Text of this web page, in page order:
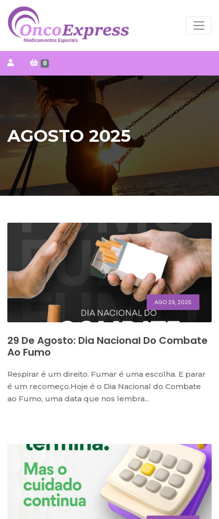
0
AGOSTO 2025
AGO 29, 2025
29 De Agosto: Dia Nacional Do Combate
Ao Fumo
Respirar é um direito. Fumar é uma escolha. E parar
é um recomeço.Hoje é o Dia Nacional do Combate
ao Fumo, uma data que nos lembra...